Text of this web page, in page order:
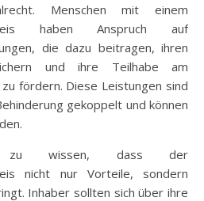
Menschen mit einem
haben Anspruch auf
die dazu beitragen, ihren
und ihre Teilhabe am
fördern. Diese Leistungen sind
gekoppelt und können
wissen, dass der
nicht nur Vorteile, sondern
Inhaber sollten sich über ihre